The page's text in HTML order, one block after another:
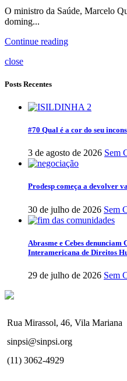
O ministro da Saúde, Marcelo
doming...
Continue reading
close
Posts Recentes
#70 Qual é a cor do seu
3 de agosto de 2026 Sem
Prodesp começa a devolver
30 de julho de 2026 Sem
Abrasme e Cebes denunciam
Interamericana de Direitos
29 de julho de 2026 Sem
Rua Mirassol, 46, Vila Mariana
sinpsi@sinpsi.org
(11) 3062-4929